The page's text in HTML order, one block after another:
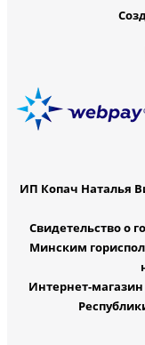
ИП Копач Наталья
Свидетельство о
Минским
Интернет-магазин